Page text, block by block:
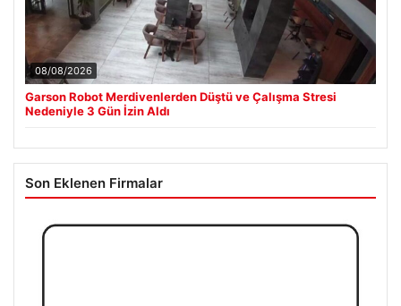
08/08/2026
Garson Robot Merdivenlerden Düştü ve Çalışma Stresi
Nedeniyle 3 Gün İzin Aldı
Son Eklenen Firmalar